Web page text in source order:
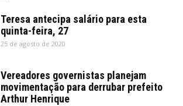
Teresa antecipa salário para esta
quinta-feira, 27
25 de agosto de 2020
Vereadores governistas planejam
movimentação para derrubar prefeito
Arthur Henrique